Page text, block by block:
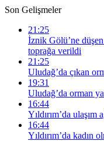
Son Gelişmeler
21:25
İznik Gölü’ne
toprağa verildi
21:25
Uludağ’da çıkan
19:31
Uludağ’da orman
16:44
Yıldırım’da ulaşım
16:44
Yıldırım’da kadın